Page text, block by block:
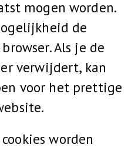
mogen worden.
de
Als je de
verwijdert, kan
voor het prettige
worden